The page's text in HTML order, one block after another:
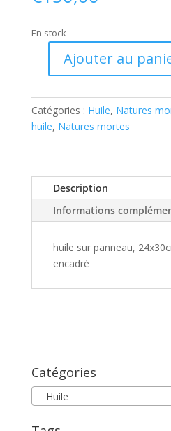
En stock
quantité
Rose
déprimée
Ajouter au
Catégories : Huile, Natures
huile, Natures mortes
Description
Informations
huile sur panneau,
encadré
Catégories
Huile